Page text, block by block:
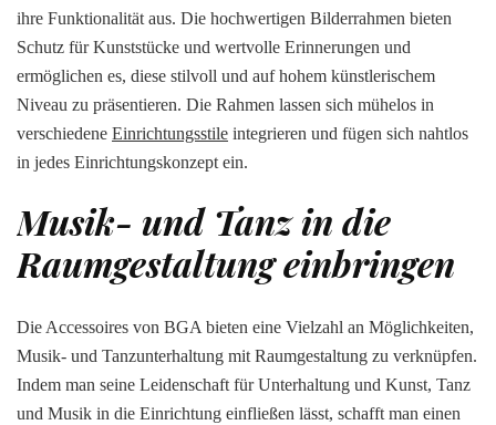
ihre Funktionalität aus. Die hochwertigen Bilderrahmen bieten
Schutz für Kunststücke und wertvolle Erinnerungen und
ermöglichen es, diese stilvoll und auf hohem künstlerischem
Niveau zu präsentieren. Die Rahmen lassen sich mühelos in
verschiedene Einrichtungsstile integrieren und fügen sich nahtlos
in jedes Einrichtungskonzept ein.
Musik- und Tanz in die
Raumgestaltung einbringen
Die Accessoires von BGA bieten eine Vielzahl an Möglichkeiten,
Musik- und Tanzunterhaltung mit Raumgestaltung zu verknüpfen.
Indem man seine Leidenschaft für Unterhaltung und Kunst, Tanz
und Musik in die Einrichtung einfließen lässt, schafft man einen